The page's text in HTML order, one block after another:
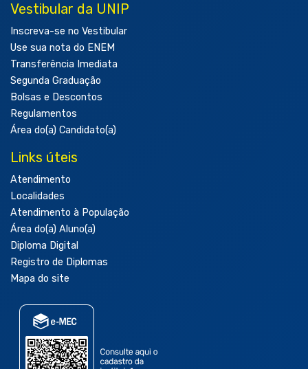
Vestibular da UNIP
Inscreva-se no Vestibular
Use sua nota do ENEM
Transferência Imediata
Segunda Graduação
Bolsas e Descontos
Regulamentos
Área do(a) Candidato(a)
Links úteis
Atendimento
Localidades
Atendimento à População
Área do(a) Aluno(a)
Diploma Digital
Registro de Diplomas
Mapa do site